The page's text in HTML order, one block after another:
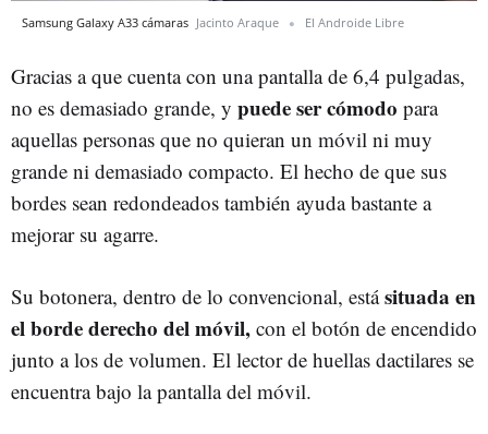
Samsung Galaxy A33 cámaras Jacinto Araque El Androide Libre
Gracias a que cuenta con una pantalla de 6,4 pulgadas,
no es demasiado grande, y puede ser cómodo para
aquellas personas que no quieran un móvil ni muy
grande ni demasiado compacto. El hecho de que sus
bordes sean redondeados también ayuda bastante a
mejorar su agarre.
Su botonera, dentro de lo convencional, estásituada en
el borde derecho del móvil, con el botón de encendido
junto a los de volumen. El lector de huellas dactilares se
encuentra bajo la pantalla del móvil.